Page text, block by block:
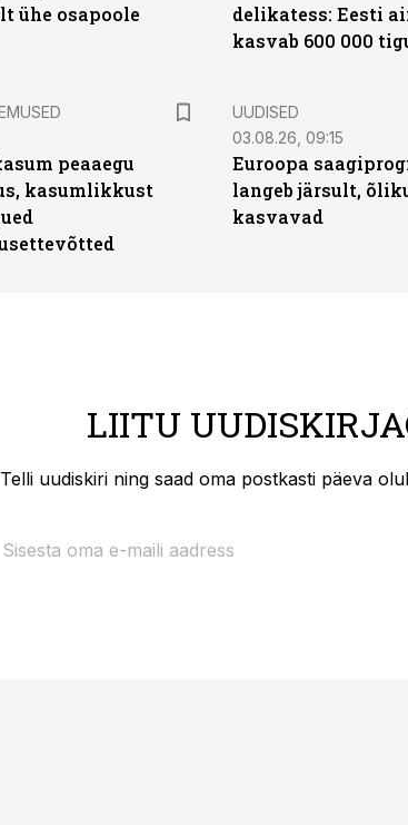
ühe osapoole
delikatess: Eesti
kasvab 600 000
peaaegu
kasumlikkust
UUDISED
03.08.26, 09:15
Euroopa
langeb järsult,
kasvavad
LIITU
Telli uudiskiri ning saad oma postkasti päeva